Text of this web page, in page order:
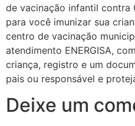
de vacinação infantil contra
para você imunizar sua
centro de vacinação
atendimento ENERGISA,
criança, registro e um
pais ou responsável e
Deixe um